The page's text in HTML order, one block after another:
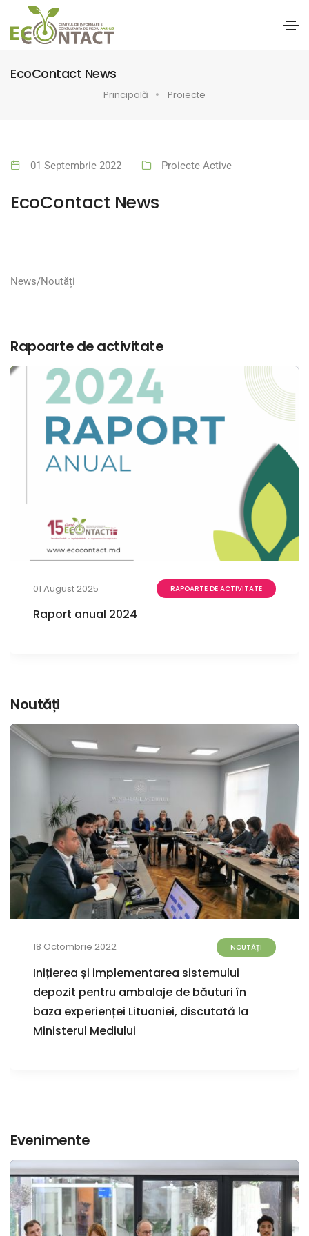
EcoContact News
Principală Proiecte
01 Septembrie 2022 Proiecte Active
EcoContact News
News/Noutăți
Rapoarte de activitate
01 August 2025 RAPOARTE DE ACTIVITATE
Raport anual 2024
Noutăți
18 Octombrie 2022 NOUTĂȚI
Inițierea și implementarea sistemului
depozit pentru ambalaje de băuturi în
baza experienței Lituaniei, discutată la
Ministerul Mediului
Evenimente